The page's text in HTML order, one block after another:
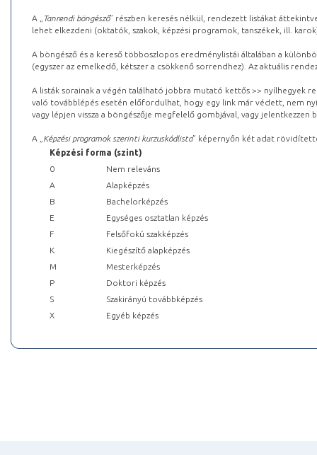
A „ Tanrendi böngésző” részben keresés nélkül, rendezett listákat
lehet elkezdeni (oktatók, szakok, képzési programok, tanszékek, ill.
A böngésző és a kereső többoszlopos eredménylistái általában a
(egyszer az emelkedő, kétszer a csökkenő sorrendhez). Az aktuális
A listák sorainak a végén található jobbra mutató kettős >> nyílhegyek
való továbblépés esetén előfordulhat, hogy egy link már védett, nem
vagy lépjen vissza a böngészője megfelelő gombjával, vagy
A „ Képzési programok szerinti kurzuskódlista” képernyőn két adat
Képzési forma (szint)
0
Nem releváns
A
Alapképzés
B
Bachelorképzés
E
Egységes osztatlan képzés
F
Felsőfokú szakképzés
K
Kiegészítő alapképzés
M
Mesterképzés
P
Doktori képzés
S
Szakirányú továbbképzés
X
Egyéb képzés